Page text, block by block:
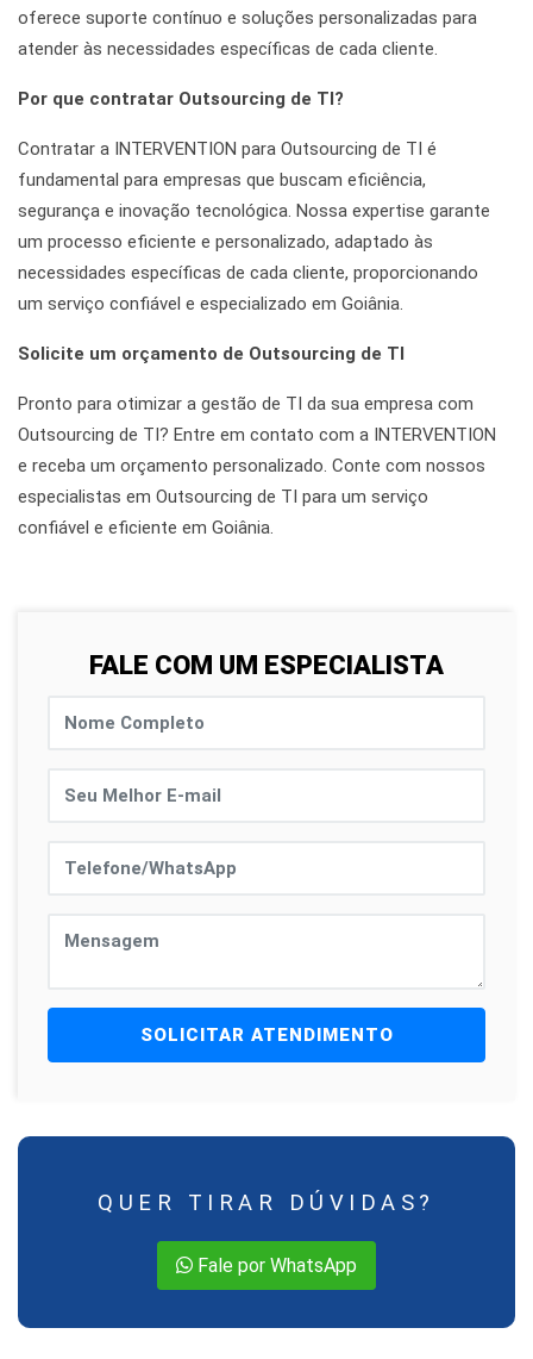
oferece suporte contínuo e soluções personalizadas para
atender às necessidades específicas de cada cliente.
Por que contratar Outsourcing de TI?
Contratar a INTERVENTION para Outsourcing de TI é
fundamental para empresas que buscam eficiência,
segurança e inovação tecnológica. Nossa expertise garante
um processo eficiente e personalizado, adaptado às
necessidades específicas de cada cliente, proporcionando
um serviço confiável e especializado em Goiânia.
Solicite um orçamento de Outsourcing de TI
Pronto para otimizar a gestão de TI da sua empresa com
Outsourcing de TI? Entre em contato com a INTERVENTION
e receba um orçamento personalizado. Conte com nossos
especialistas em Outsourcing de TI para um serviço
confiável e eficiente em Goiânia.
FALE COM UM ESPECIALISTA
SOLICITAR ATENDIMENTO
QUER TIRAR DÚVIDAS?
Fale por WhatsApp